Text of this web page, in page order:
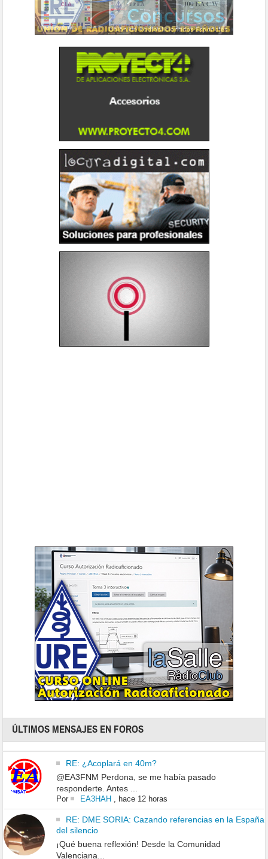
ÚLTIMOS MENSAJES EN FOROS
RE: ¿Acoplará en 40m?
@EA3FNM Perdona, se me había pasado
responderte. Antes ...
Por EA3HAH, hace 12 horas
RE: DME SORIA: Cazando referencias en la España
del silencio
¡Qué buena reflexión! Desde la Comunidad
Valenciana...